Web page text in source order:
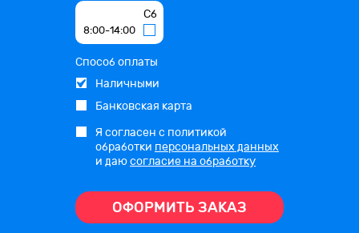
Сб
8:00-14:00
Способ оплаты
Наличными
Банковская карта
Я согласен с политикой
обработки персональных данных
и даюсогласие на обработку
ОФОРМИТЬ ЗАКАЗ